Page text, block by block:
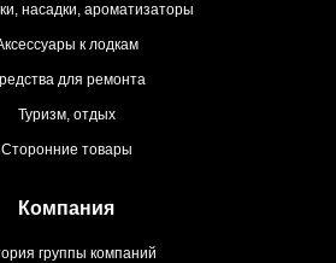
насадки, ароматизаторы
к лодкам
для ремонта
Туризм, отдых
Сторонние товары
Компания
группы компаний